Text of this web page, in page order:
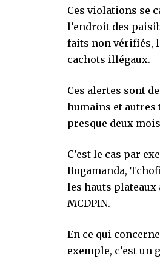
Ces violations se
l’endroit des
faits non vérifiés,
cachots illégaux.
Ces alertes sont
humains et autres
presque deux
C’est le cas par
Bogamanda,
les hauts plateaux
MCDPIN.
En ce qui
exemple, c’est un